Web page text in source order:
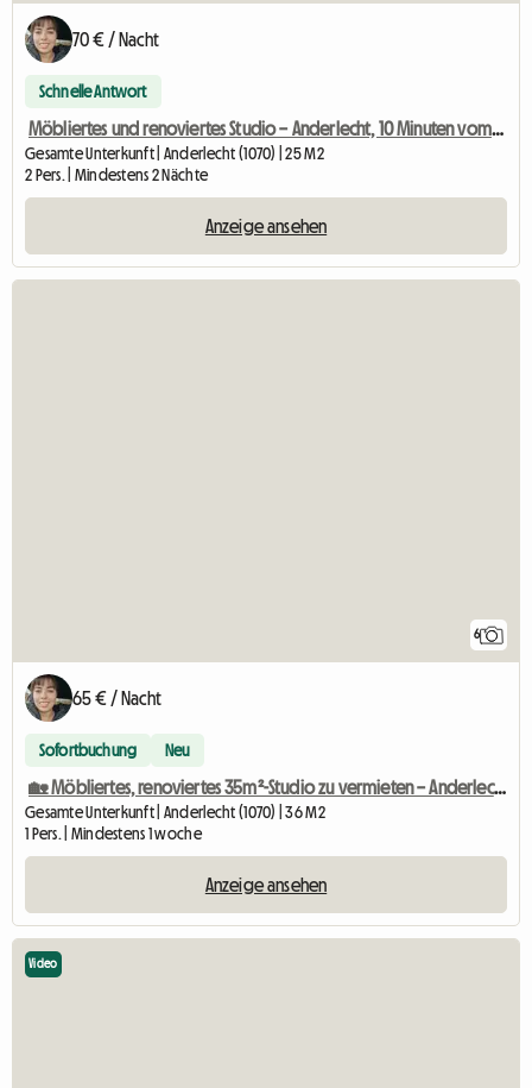
70 € / Nacht
Schnelle Antwort
Möbliertes und renoviertes Studio – Anderlecht, 10 Minuten vom Stadtzentrum entfernt
Gesamte Unterkunft | Anderlecht (1070) | 25 M2
2 Pers. | Mindestens 2 Nächte
Anzeige ansehen
6
65 € / Nacht
Sofortbuchung Neu
🏡 Möbliertes, renoviertes 35m²-Studio zu vermieten – Anderlecht
Gesamte Unterkunft | Anderlecht (1070) | 36 M2
1 Pers. | Mindestens 1 woche
Anzeige ansehen
Video